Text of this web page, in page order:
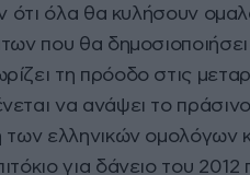
ότι όλα θα κυλήσουν
που θα
τη πρόοδο στις
να ανάψει το
ελληνικών ομολόγων
για δάνειο του